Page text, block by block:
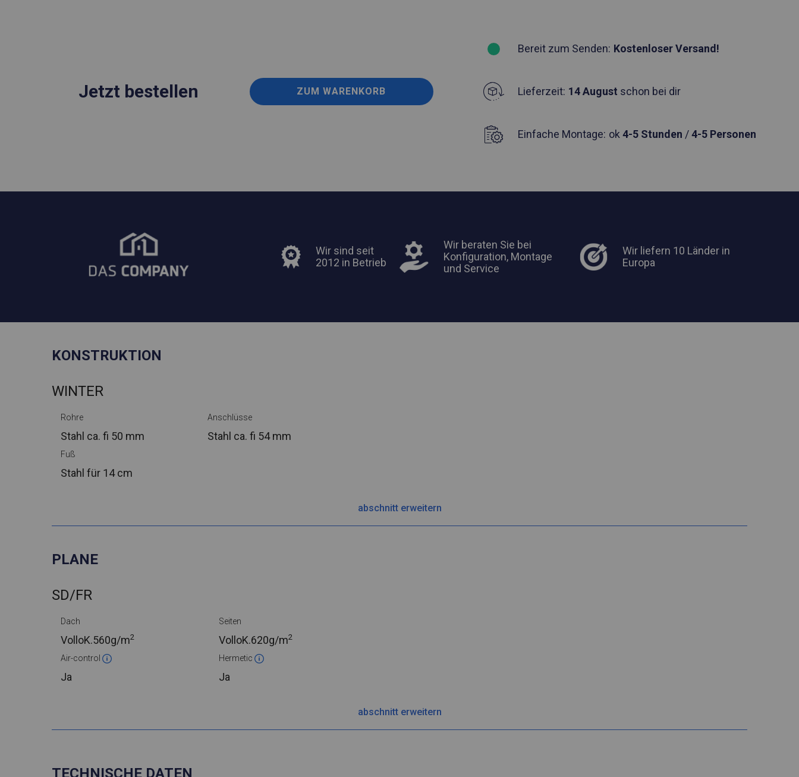
Jetzt bestellen ZUM WARENKORB
Bereit zum Senden: Kostenloser Versand!
Lieferzeit: 14 August schon bei dir
Einfache Montage: ok 4-5 Stunden /4-5 Personen
Wir sind seit
2012 in Betrieb
Wir beraten Sie bei
Konfiguration, Montage
und Service
Wir liefern 10 Länder in
Europa
KONSTRUKTION
WINTER
Rohre
Stahl ca. fi 50 mm
Anschlüsse
Stahl ca. fi 54 mm
Fuß
Stahl für 14 cm
abschnitt erweitern
PLANE
SD/FR
Dach
VolloK.560g/m2
Seiten
VolloK.620g/m2
Air-control
Ja
Hermetic
Ja
abschnitt erweitern
TECHNISCHE DATEN